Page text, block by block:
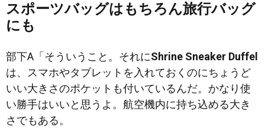
スポーツバッグはもちろん旅行バッグ
にも
部下A「そういうこと。それにShrine Sneaker Duffel
は、スマホやタブレットを入れておくのにちょうど
いい大きさのポケットも付いているんだ。かなり使
い勝手はいいと思うよ。航空機内に持ち込める大き
さでもある。